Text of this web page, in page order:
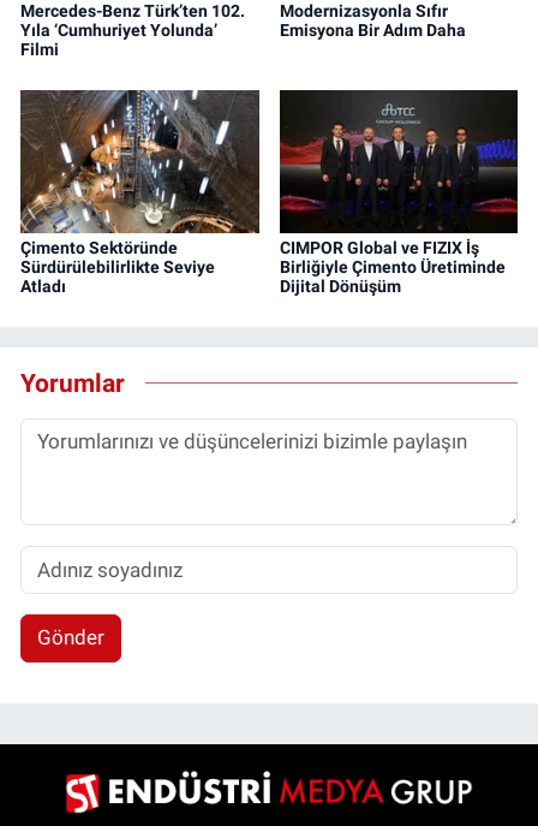
Mercedes-Benz Türk’ten 102.
Yıla ‘Cumhuriyet Yolunda’
Filmi
Modernizasyonla Sıfır
Emisyona Bir Adım Daha
Çimento Sektöründe
Sürdürülebilirlikte Seviye
Atladı
CIMPOR Global ve FIZIX İş
Birliğiyle Çimento Üretiminde
Dijital Dönüşüm
Yorumlar
Gönder